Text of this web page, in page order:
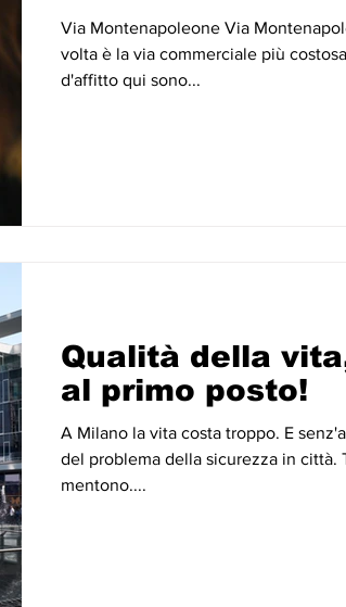
Via Montenapoleone Via
volta è la via commerciale più
d'affitto qui sono...
Qualità della
al primo posto!
A Milano la vita costa troppo. E
del problema della sicurezza in città.
mentono....